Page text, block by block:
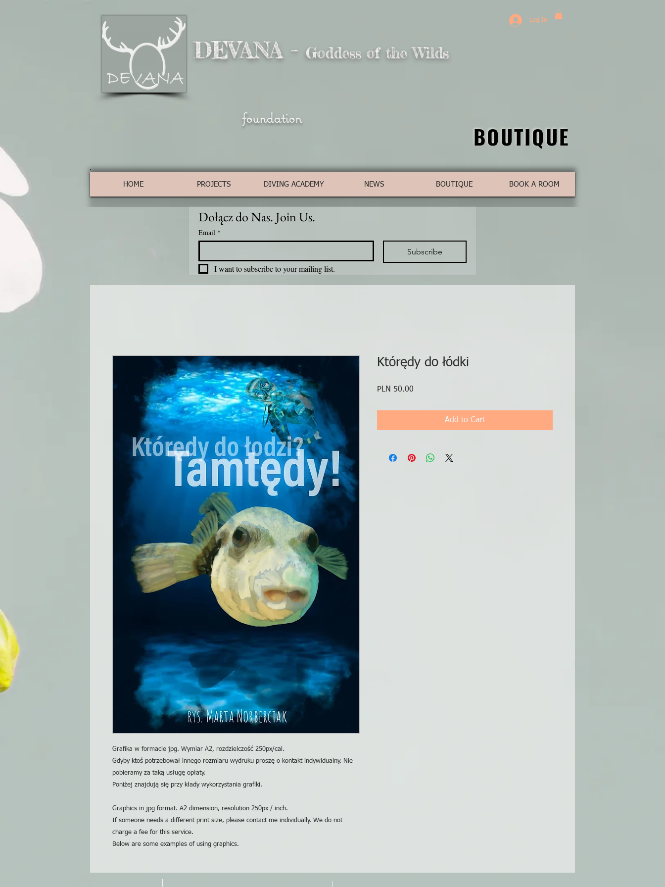
Log In
DEVANA - Goddess of the Wilds
foundation
BOUTIQUE
BOUTIQUE
HOME PROJECTS DIVING ACADEMY NEWS BOUTIQUE BOOK A ROOM
Dołącz do Nas. Join Us.
Email *
Subscribe
I want to subscribe to your mailing list.
Grafika w formacie jpg. Wymiar A2, rozdzielczość 250px/cal.
Gdyby ktoś potrzebował innego rozmiaru wydruku proszę o kontakt indywidualny. Nie
pobieramy za taką usługę opłaty.
Poniżej znajdują się przy kłady wykorzystania grafiki.
Graphics in jpg format. A2 dimension, resolution 250px / inch.
If someone needs a different print size, please contact me individually. We do not
charge a fee for this service.
Below are some examples of using graphics.
Którędy do łódki
PLN 50.00
Add to Cart